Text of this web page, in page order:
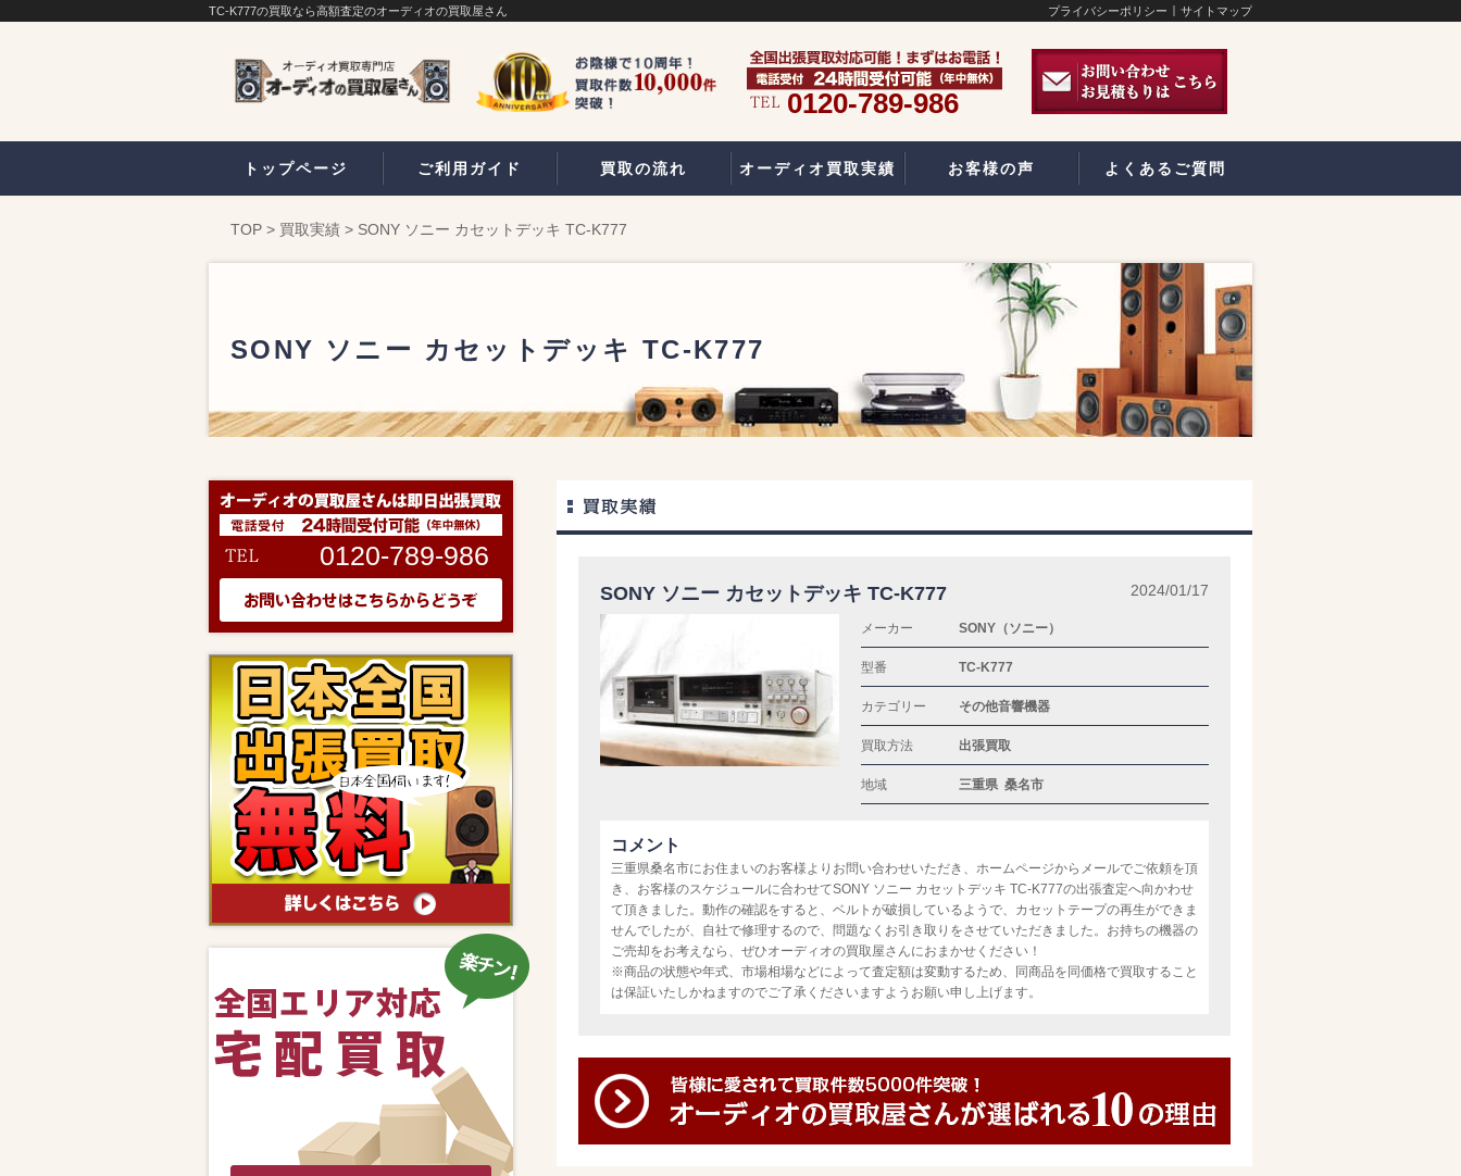
TC-K777の買取なら高額査定のオーディオの買取屋さん プライバシーポリシー サイトマップ
0120-789-986
トップページ ご利用ガイド 買取の流れ オーディオ買取実績 お客様の声 よくあるご質問
TOP > 買取実績 > SONY ソニー カセットデッキ TC-K777
SONY ソニー カセットデッキ TC-K777
SONY ソニー カセットデッキ TC-K777 2024/01/17
メーカー SONY（ソニー）
型番 TC-K777
カテゴリー その他音響機器
買取方法 出張買取
地域 三重県 桑名市
コメント
三重県桑名市にお住まいのお客様よりお問い合わせいただき、ホームページからメールでご依頼を頂
き、お客様のスケジュールに合わせてSONY ソニー カセットデッキ TC-K777の出張査定へ向かわせ
て頂きました。動作の確認をすると、ベルトが破損しているようで、カセットテープの再生ができま
せんでしたが、自社で修理するので、問題なくお引き取りをさせていただきました。お持ちの機器の
ご売却をお考えなら、ぜひオーディオの買取屋さんにおまかせください！
※商品の状態や年式、市場相場などによって査定額は変動するため、同商品を同価格で買取すること
は保証いたしかねますのでご了承くださいますようお願い申し上げます。
0120-789-986